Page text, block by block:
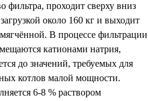
фильтра, проходит сверху вниз
около 160 кг и выходит
В процессе фильтрации
катионами натрия,
до значений, требуемых для
котлов малой мощности.
6-8 % раствором